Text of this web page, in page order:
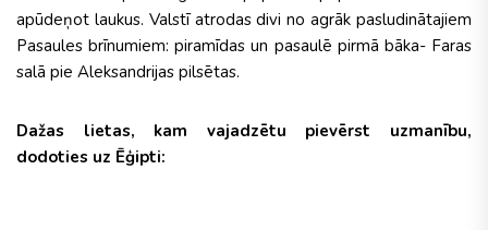
apūdeņot laukus. Valstī atrodas divi no agrāk pasludinātajiem
Pasaules brīnumiem: piramīdas un pasaulē pirmā bāka- Faras
salā pie Aleksandrijas pilsētas.
Dažas lietas, kam vajadzētu pievērst uzmanību,
dodoties uz Ēģipti: